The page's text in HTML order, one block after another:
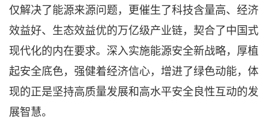
仅解决了能源来源问题，更催生了科技含量高、经济
效益好、生态效益优的万亿级产业链，契合了中国式
现代化的内在要求。深入实施能源安全新战略，厚植
起安全底色，强健着经济信心，增进了绿色动能，体
现的正是坚持高质量发展和高水平安全良性互动的发
展智慧。